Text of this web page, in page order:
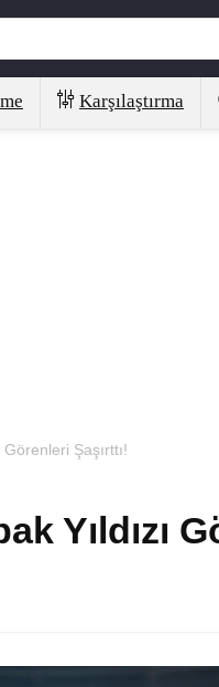
Karşılaştırma
Şaşırttı!
Yıldızı